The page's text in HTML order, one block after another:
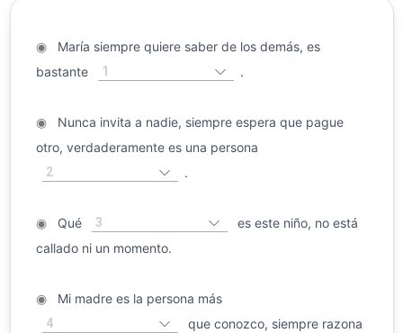
◉María siempre quiere saber de los demás, es
bastante
1 .
◉Nunca invita a nadie, siempre espera que pague
otro, verdaderamente es una persona
2 .
◉Qué 3
es este niño, no está
callado ni un momento.
◉Mi madre es la persona más
4
que conozco, siempre razona